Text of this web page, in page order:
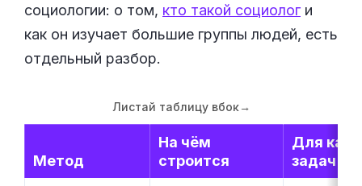
социологии: о том, кто такой социологи
как он изучает большие группы людей, есть
отдельный разбор.
Листай таблицу вбок→
Метод
На чём
строится
Для
задач